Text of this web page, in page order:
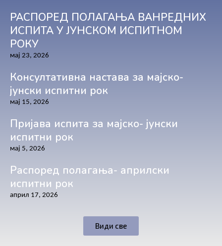
РАСПОРЕД ПОЛАГАЊА ВАНРЕДНИХ
ИСПИТА У ЈУНСКОМ ИСПИТНОМ
РОКУ
мај 23, 2026
Консултативна настава за мајско-
јунски испитни рок
мај 15, 2026
Пријава испита за мајско- јунски
испитни рок
мај 5, 2026
Распоред полагања- априлски
испитни рок
април 17, 2026
Види све